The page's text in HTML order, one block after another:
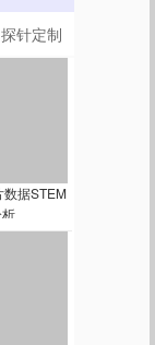
探针定制
据STEM